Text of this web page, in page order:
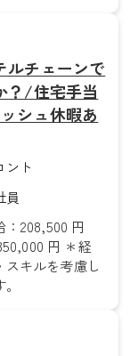
ルチェーンで
？/住宅手当
シュ休暇あ
ント
員
：208,500 円
円 ＊経
スキルを考慮し